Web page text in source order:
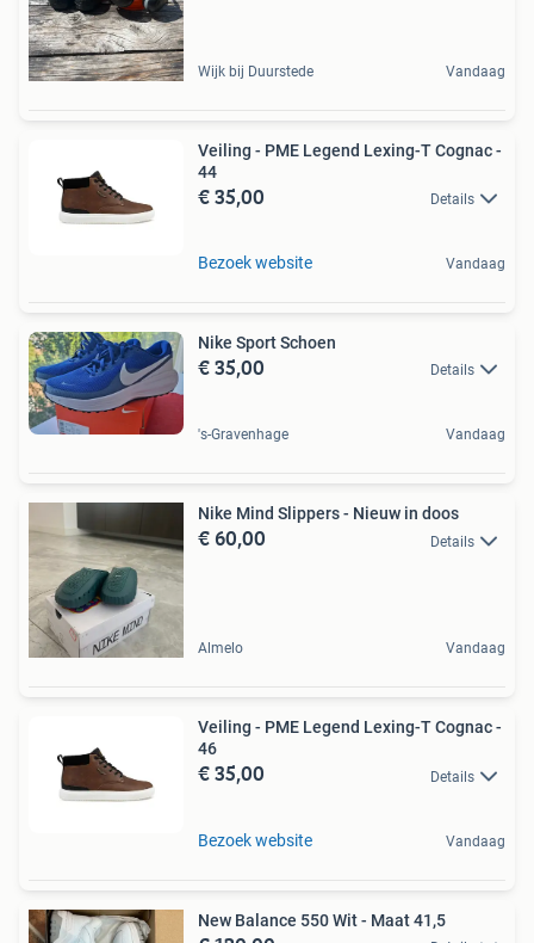
Wijk bij Duurstede Vandaag
Veiling - PME Legend Lexing-T Cognac -
44
€ 35,00 Details
Bezoek website Vandaag
Nike Sport Schoen
€ 35,00 Details
's-Gravenhage Vandaag
Nike Mind Slippers - Nieuw in doos
€ 60,00 Details
Almelo Vandaag
Veiling - PME Legend Lexing-T Cognac -
46
€ 35,00 Details
Bezoek website Vandaag
New Balance 550 Wit - Maat 41,5